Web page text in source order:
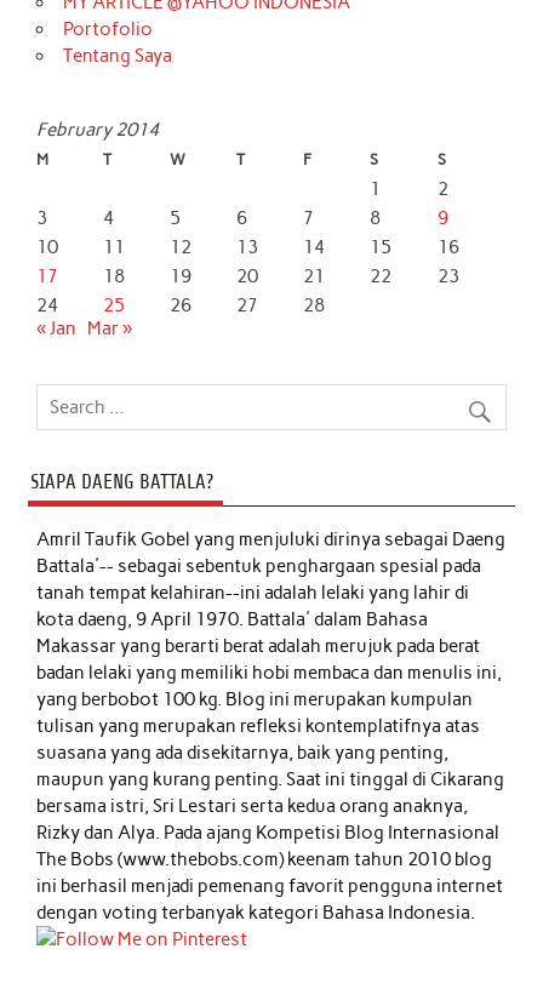
Portofolio
Tentang Saya
February 2014
M T W T F S S
1
2
3
4 5 6 7 8
9
10
11 12 13 14 15
16
17
18 19 20 21 22
23
24
25 26 27
28
« Jan
Mar »
SIAPA DAENG BATTALA?
Amril Taufik Gobelyang menjuluki dirinya sebagai Daeng
Battala'-- sebagai sebentuk penghargaan spesial pada
tanah tempat kelahiran--ini adalah lelaki yang lahir di
kota daeng, 9 April 1970. Battala' dalam Bahasa
Makassar yang berarti berat adalah merujuk pada berat
badan lelaki yang memiliki hobi membaca dan menulis ini,
yang berbobot 100 kg. Blog ini merupakan kumpulan
tulisan yang merupakan refleksi kontemplatifnya atas
suasana yang ada disekitarnya, baik yang penting,
maupun yang kurang penting. Saat ini tinggal di Cikarang
bersama istri, Sri Lestari serta kedua orang anaknya,
Rizky dan Alya. Pada ajang Kompetisi Blog Internasional
The Bobs (www.thebobs.com) keenam tahun 2010 blog
ini berhasil menjadi pemenang favorit pengguna internet
dengan voting terbanyak kategori Bahasa Indonesia.